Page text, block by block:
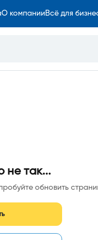
О компанииВсё для
не так...
обновить